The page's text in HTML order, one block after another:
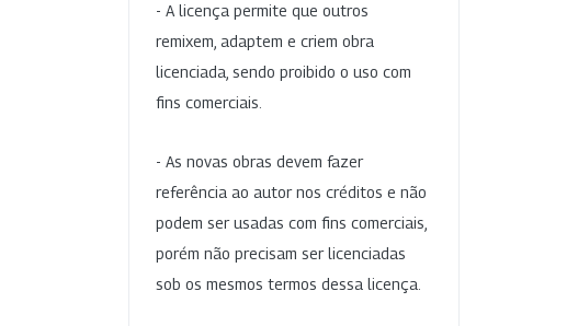
- A licença permite que outros
remixem, adaptem e criem obra
licenciada, sendo proibido o uso com
fins comerciais.
- As novas obras devem fazer
referência ao autor nos créditos e não
podem ser usadas com fins comerciais,
porém não precisam ser licenciadas
sob os mesmos termos dessa licença.